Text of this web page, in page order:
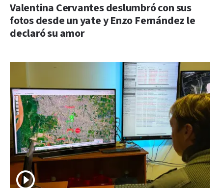
Valentina Cervantes deslumbró con sus
fotos desde un yate y Enzo Fernández le
declaró su amor